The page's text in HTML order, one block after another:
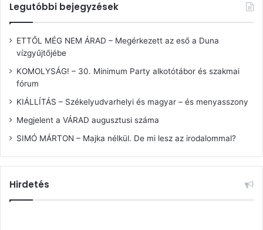
Legutóbbi bejegyzések
ETTŐL MÉG NEM ÁRAD – Megérkezett az eső a Duna
vízgyűjtőjébe
KOMOLYSÁG! – 30. Minimum Party alkotótábor és szakmai
fórum
KIÁLLÍTÁS – Székelyudvarhelyi és magyar – és menyasszony
Megjelent a VÁRAD augusztusi száma
SIMÓ MÁRTON – Majka nélkül. De mi lesz az irodalommal?
Hirdetés